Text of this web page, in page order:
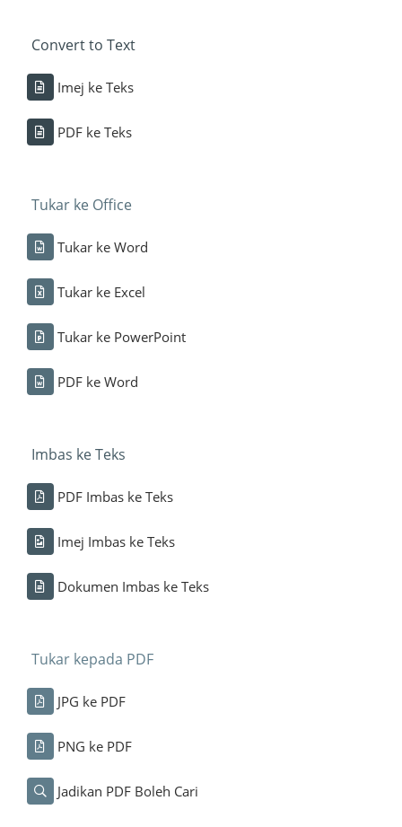
Convert to Text
Imej ke Teks
PDF ke Teks
Tukar ke Office
Tukar ke Word
Tukar ke Excel
Tukar ke PowerPoint
PDF ke Word
Imbas ke Teks
PDF Imbas ke Teks
Imej Imbas ke Teks
Dokumen Imbas ke Teks
Tukar kepada PDF
JPG ke PDF
PNG ke PDF
Jadikan PDF Boleh Cari